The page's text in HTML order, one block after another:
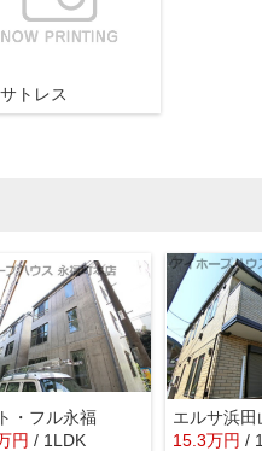
トレス
・フル永福
円 / 1LDK
エルサ浜田
15.3万円 /